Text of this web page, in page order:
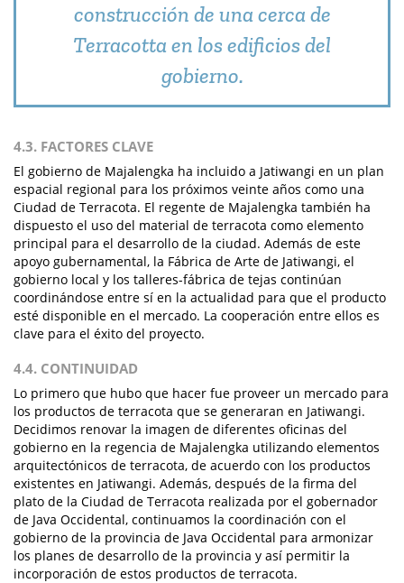
construcción de una cerca de
Terracotta en los edificios del
gobierno.
4.3. FACTORES CLAVE
El gobierno de Majalengka ha incluido a Jatiwangi en un plan
espacial regional para los próximos veinte años como una
Ciudad de Terracota. El regente de Majalengka también ha
dispuesto el uso del material de terracota como elemento
principal para el desarrollo de la ciudad. Además de este
apoyo gubernamental, la Fábrica de Arte de Jatiwangi, el
gobierno local y los talleres-fábrica de tejas continúan
coordinándose entre sí en la actualidad para que el producto
esté disponible en el mercado. La cooperación entre ellos es
clave para el éxito del proyecto.
4.4. CONTINUIDAD
Lo primero que hubo que hacer fue proveer un mercado para
los productos de terracota que se generaran en Jatiwangi.
Decidimos renovar la imagen de diferentes oficinas del
gobierno en la regencia de Majalengka utilizando elementos
arquitectónicos de terracota, de acuerdo con los productos
existentes en Jatiwangi. Además, después de la firma del
plato de la Ciudad de Terracota realizada por el gobernador
de Java Occidental, continuamos la coordinación con el
gobierno de la provincia de Java Occidental para armonizar
los planes de desarrollo de la provincia y así permitir la
incorporación de estos productos de terracota.